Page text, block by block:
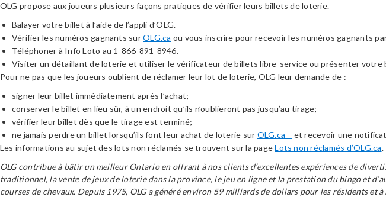
OLG propose aux joueurs plusieurs façons pratiques de vérifier leurs billets de loterie.
Balayer votre billet à l’aide de l’appli d’OLG.
Vérifier les numéros gagnants surOLG.ca ou vous inscrire pour recevoir les numéros gagnants
Téléphoner à Info Loto au 1-866-891-8946.
Visiter un détaillant de loterie et utiliser le vérificateur de billets libre-service ou présenter votre
Pour ne pas que les joueurs oublient de réclamer leur lot de loterie, OLG leur demande de :
signer leur billet immédiatement après l’achat;
conserver le billet en lieu sûr, à un endroit qu’ils n’oublieront pas jusqu’au tirage;
vérifier leur billet dès que le tirage est terminé;
ne jamais perdre un billet lorsqu’ils font leur achat de loterie sur OLG.ca – et recevoir une
Les informations au sujet des lots non réclamés se trouvent sur la pageLots non réclamés d’OLG.ca.
OLG contribue à bâtir un meilleur Ontario en offrant à nos clients d’excellentes expériences de
traditionnel, la vente de jeux de loterie dans la province, le jeu en ligne et la prestation du bingo et
courses de chevaux. Depuis 1975, OLG a généré environ 59 milliards de dollars pour les résidents